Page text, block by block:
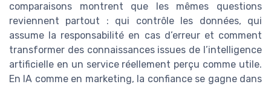
comparaisons montrent que les mêmes questions
reviennent partout : qui contrôle les données, qui
assume la responsabilité en cas d’erreur et comment
transformer des connaissances issues de l’intelligence
artificielle en un service réellement perçu comme utile.
En IA comme en marketing, la confiance se gagne dans